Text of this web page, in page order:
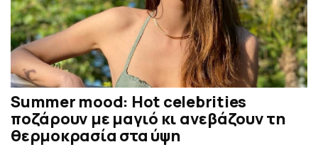
Summer mood: Hot celebrities
ποζάρουν με μαγιό κι ανεβάζουν τη
θερμοκρασία στα ύψη